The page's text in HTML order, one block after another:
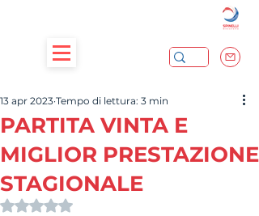
PARTITA VINTA E
MIGLIOR PRESTAZIONE
STAGIONALE
13 apr 2023 Tempo di lettura: 3 min
Valutazione NaN stelle su 5.